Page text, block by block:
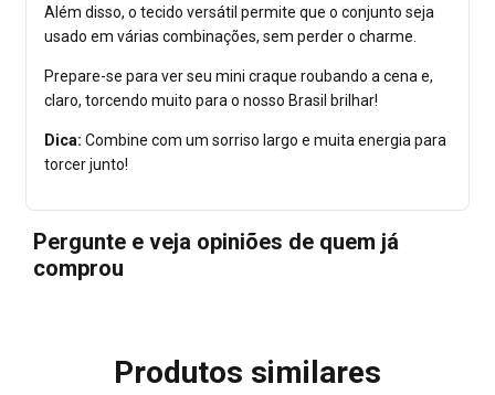
Além disso, o tecido versátil permite que o conjunto seja
usado em várias combinações, sem perder o charme.
Prepare-se para ver seu mini craque roubando a cena e,
claro, torcendo muito para o nosso Brasil brilhar!
Dica: Combine com um sorriso largo e muita energia para
torcer junto!
Pergunte e veja opiniões de quem já
comprou
Produtos similares